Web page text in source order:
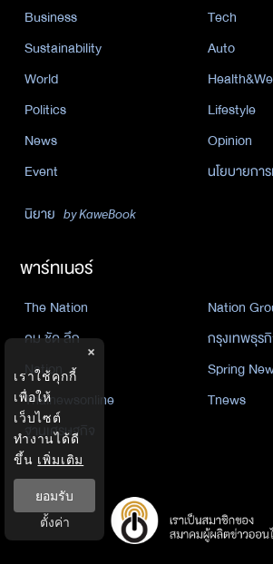
Business
Tech
Sustainability
Auto
World
Politics
Lifestyle
News
Opinion
Event
นโยบายกา
นิยาย by KaweBook
พาร์ทเนอร์
The Nation
Nation
คม ชัด ลึก
กรุงเทพธุร
Nation
Spring
Thainewsonline
Tnews
ฐานเศรษฐกิจ
×
เราใช้คุกกี้
เพื่อให้
เว็บไซต์
ทำงานได้ดี
ขึ้น เพิ่มเติม
ยอมรับ
ตั้งค่า